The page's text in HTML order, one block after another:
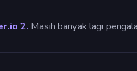
2. Masih banyak lagi